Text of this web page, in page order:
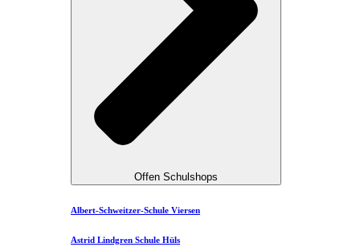
Offen Schulshops
Albert-Schweitzer-Schule Viersen
Astrid Lindgren Schule Hüls